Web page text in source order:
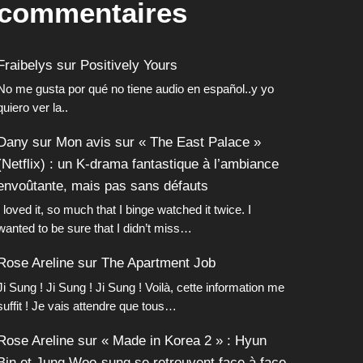
sur Positively Yours
me gusta por qué no tiene audio en español..y yo
ver la..
sur Mon avis sur « The East Palace »
: un K-drama fantastique à l’ambiance
mais pas sans défauts
I loved it, so much that I binge watched it twice. I
to be sure that I didn’t miss…
Rose Areline sur The Apartment Job
Sung ! Ji Sung ! Ji Sung ! Voilà, cette information me
! Je vais attendre que tous…
Areline sur « Made in Korea 2 » : Hyun